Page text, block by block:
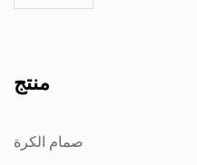
منتج
صمام الكرة